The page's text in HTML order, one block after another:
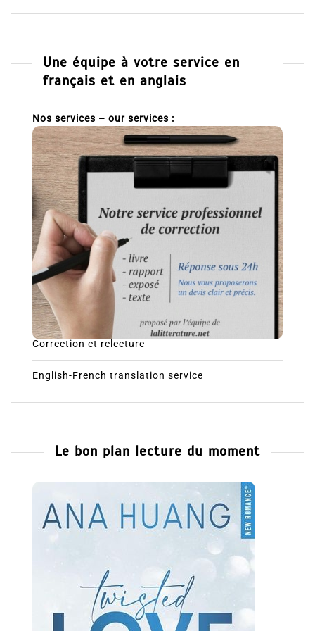
Une équipe à votre service en
français et en anglais
Nos services – our services :
Correction et relecture
English-French translation service
Le bon plan lecture du moment